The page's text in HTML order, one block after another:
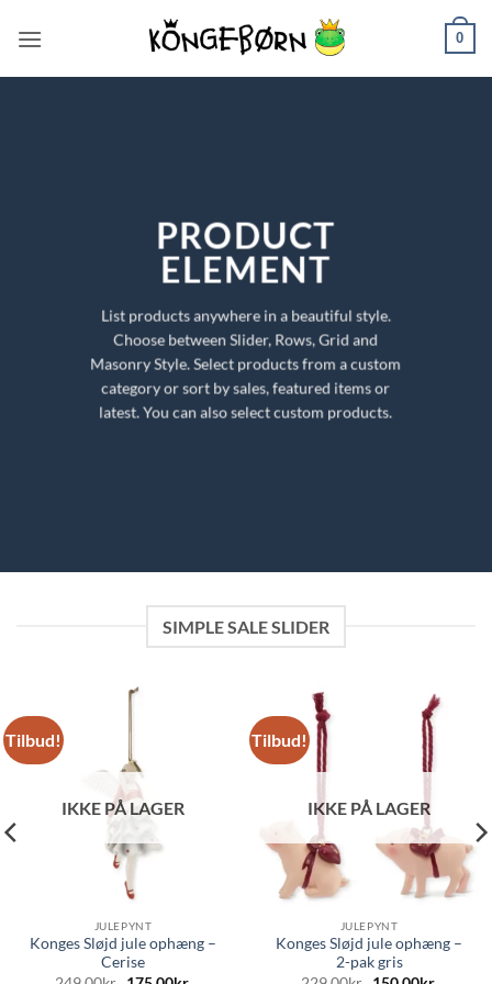
0
PRODUCT
ELEMENT
List products anywhere in a beautiful style.
Choose between Slider, Rows, Grid and
Masonry Style. Select products from a custom
category or sort by sales, featured items or
latest. You can also select custom products.
SIMPLE SALE SLIDER
Tilbud!
IKKE PÅ LAGER
JULEPYNT
Konges Sløjd jule ophæng –
Cerise
Tilbud!
IKKE PÅ LAGER
JULEPYNT
Konges Sløjd jule ophæng –
2-pak gris